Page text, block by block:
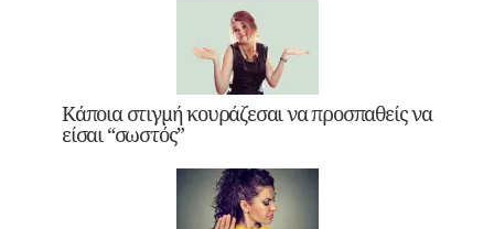
Κάποια στιγμή κουράζεσαι να προσπαθείς να
είσαι “σωστός”